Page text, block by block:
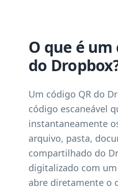
O que é um
do
Um código QR do
código escaneável
instantaneamente
arquivo, pasta,
compartilhado do
digitalizado com
abre diretamente o